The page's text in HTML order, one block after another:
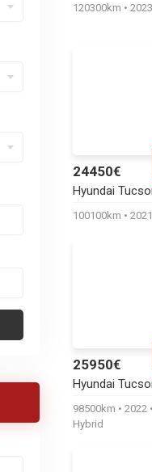
120300km 2023
24450€
Hyundai
100100km 2021
25950€
Hyundai
98500km 2022
Hybrid